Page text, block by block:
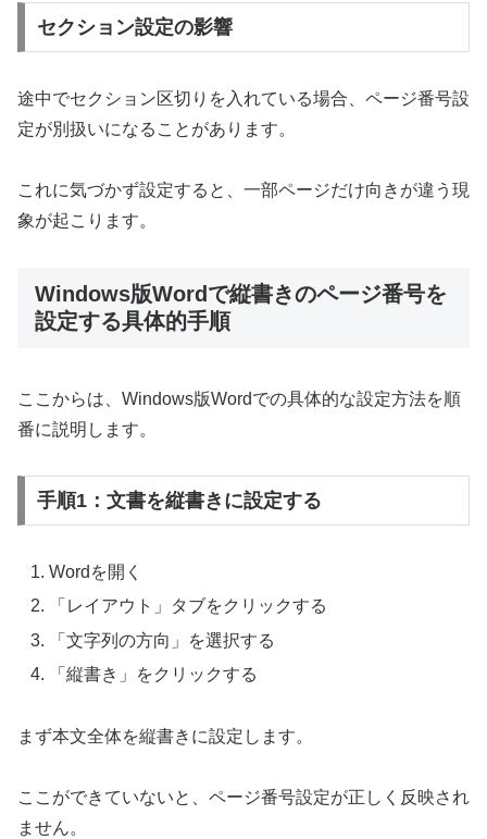
セクション設定の影響
途中でセクション区切りを入れている場合、ページ番号設
定が別扱いになることがあります。
これに気づかず設定すると、一部ページだけ向きが違う現
象が起こります。
Windows版Wordで縦書きのページ番号を
設定する具体的手順
ここからは、Windows版Wordでの具体的な設定方法を順
番に説明します。
手順1：文書を縦書きに設定する
Wordを開く
「レイアウト」タブをクリックする
「文字列の方向」を選択する
「縦書き」をクリックする
まず本文全体を縦書きに設定します。
ここができていないと、ページ番号設定が正しく反映され
ません。